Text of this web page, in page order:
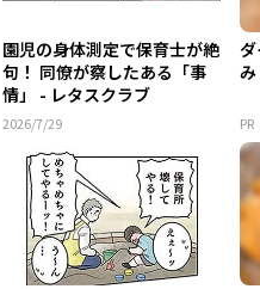
園児の身体測定で保育士が絶
句！ 同僚が察したある「事
情」 - レタスクラブ
2026/7/29 PR